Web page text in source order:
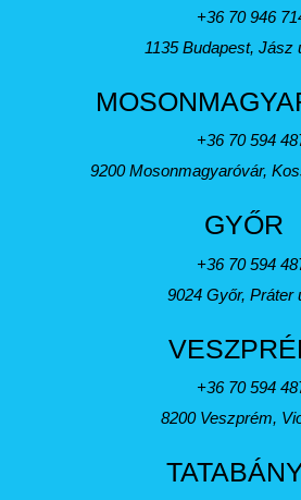
+36 70 946
1135 Budapest, Jász
+36 70 594
9200 Mosonmagyaróvár,
GYŐR
+36 70 594
9024 Győr, Práter
+36 70 594
8200 Veszprém,